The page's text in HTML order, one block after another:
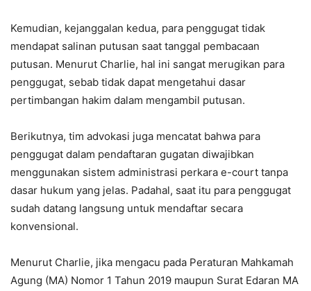
Kemudian, kejanggalan kedua, para penggugat tidak
mendapat salinan putusan saat tanggal pembacaan
putusan. Menurut Charlie, hal ini sangat merugikan para
penggugat, sebab tidak dapat mengetahui dasar
pertimbangan hakim dalam mengambil putusan.
Berikutnya, tim advokasi juga mencatat bahwa para
penggugat dalam pendaftaran gugatan diwajibkan
menggunakan sistem administrasi perkara e-court tanpa
dasar hukum yang jelas. Padahal, saat itu para penggugat
sudah datang langsung untuk mendaftar secara
konvensional.
Menurut Charlie, jika mengacu pada Peraturan Mahkamah
Agung (MA) Nomor 1 Tahun 2019 maupun Surat Edaran MA